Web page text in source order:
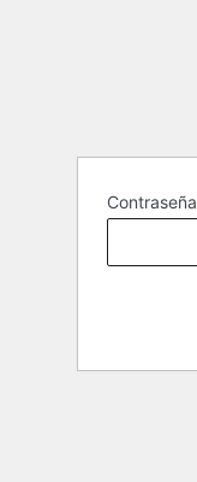
Contraseña